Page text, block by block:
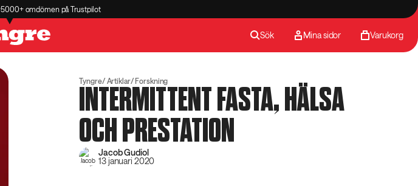
5000+ omdömen på Trustpilot
Sök Mina sidor Varukorg
Tyngre Artiklar Forskning
INTERMITTENT FASTA, HÄLSA
OCH PRESTATION
Jacob Gudiol
13 januari 2020